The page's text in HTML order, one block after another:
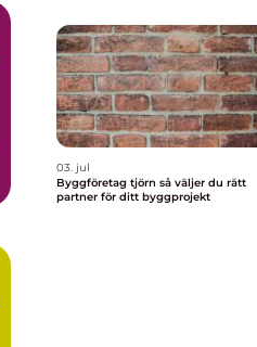
03. jul
Byggföretag tjörn så väljer du rätt
partner för ditt byggprojekt